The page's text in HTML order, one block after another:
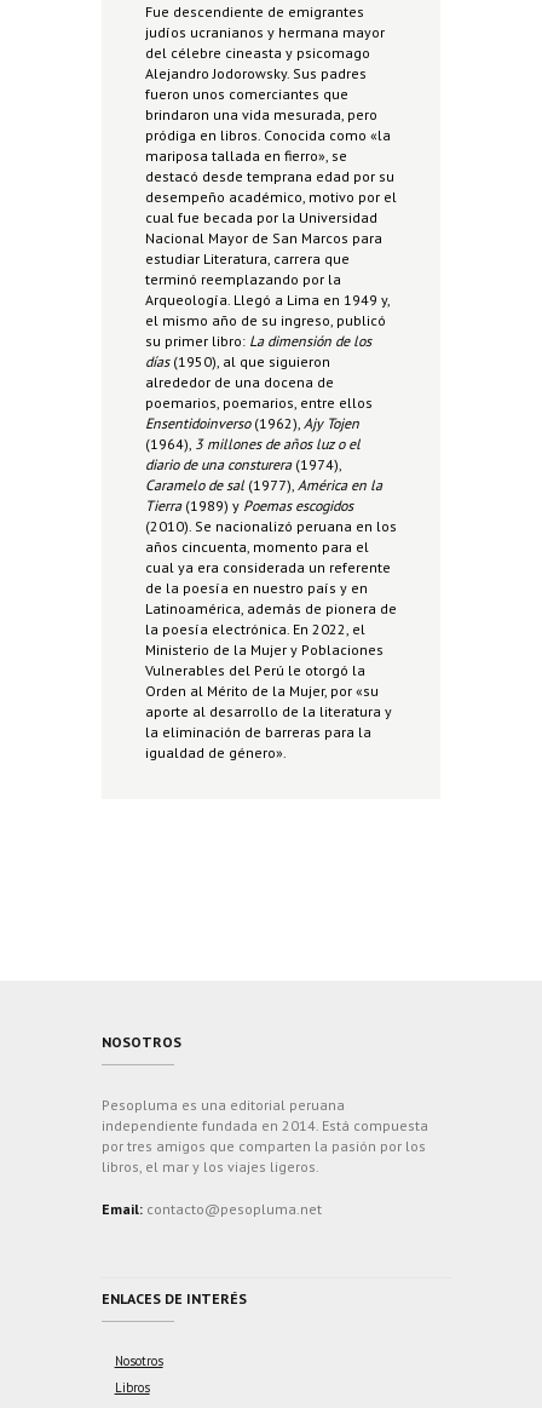
Fue descendiente de emigrantes
judíos ucranianos y hermana mayor
del célebre cineasta y psicomago
Alejandro Jodorowsky. Sus padres
fueron unos comerciantes que
brindaron una vida mesurada, pero
pródiga en libros. Conocida como «la
mariposa tallada en fierro», se
destacó desde temprana edad por su
desempeño académico, motivo por el
cual fue becada por la Universidad
Nacional Mayor de San Marcos para
estudiar Literatura, carrera que
terminó reemplazando por la
Arqueología. Llegó a Lima en 1949 y,
el mismo año de su ingreso, publicó
su primer libro: La dimensión de los
días(1950), al que siguieron
alrededor de una docena de
poemarios, poemarios, entre ellos
Ensentidoinverso(1962), Ajy Tojen
(1964), 3 millones de años luz o el
diario de una consturera(1974),
Caramelo de sal (1977), América en la
Tierra(1989) y Poemas escogidos
(2010). Se nacionalizó peruana en los
años cincuenta, momento para el
cual ya era considerada un referente
de la poesía en nuestro país y en
Latinoamérica, además de pionera de
la poesía electrónica. En 2022, el
Ministerio de la Mujer y Poblaciones
Vulnerables del Perú le otorgó la
Orden al Mérito de la Mujer, por «su
aporte al desarrollo de la literatura y
la eliminación de barreras para la
igualdad de género».
NOSOTROS
Pesopluma es una editorial peruana
independiente fundada en 2014. Está compuesta
por tres amigos que comparten la pasión por los
libros, el mar y los viajes ligeros.
Email: contacto@pesopluma.net
ENLACES DE INTERÉS
Nosotros
Libros